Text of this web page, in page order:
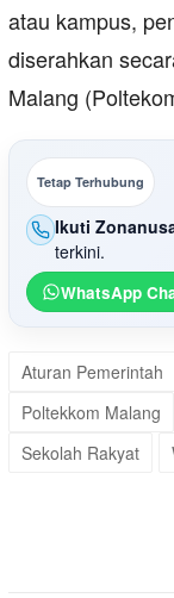
atau kampus,
diserahkan
Malang
Tetap Terhubung
Ikuti
terkini.
WhatsApp
Aturan Pemerintah
Poltekkom Malang
Sekolah Rakyat